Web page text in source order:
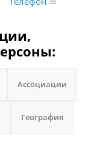
Ассоциации
География